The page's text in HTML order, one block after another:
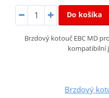
Do košíka
Brzdový kotouč EBC MD
kompatibilní
Brzdový